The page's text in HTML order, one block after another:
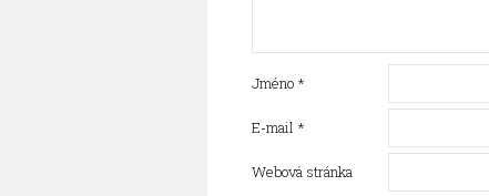
Jméno *
E-mail *
Webová stránka